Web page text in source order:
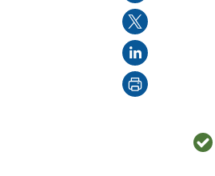
X
LinkedIn
Imprimer